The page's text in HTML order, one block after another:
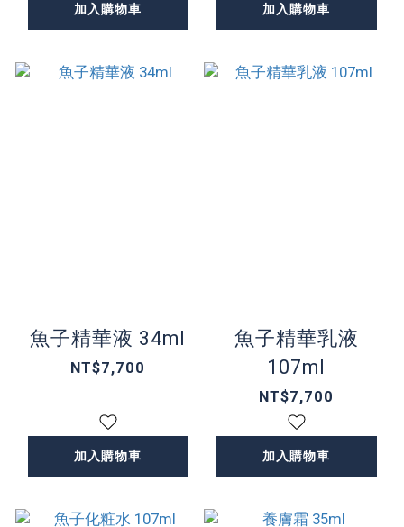
加入購物車 加入購物車
魚子精華液 34ml
NT$7,700
加入購物車
魚子精華乳液
107ml
NT$7,700
加入購物車